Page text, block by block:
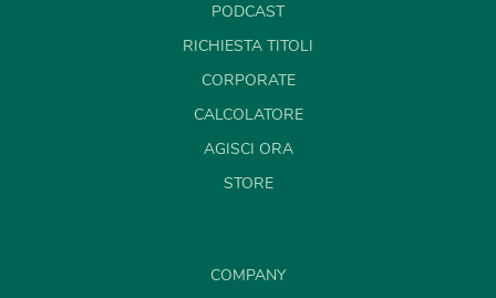
PODCAST
RICHIESTA TITOLI
CORPORATE
CALCOLATORE
AGISCI ORA
STORE
COMPANY